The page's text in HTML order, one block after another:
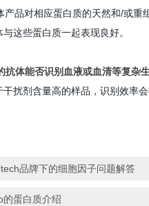
产品对相应蛋白质的天然和/或重
这些蛋白质一起表现良好。
体能否识别血液或血清等复杂
干扰剂含量高的样品，识别效率
品牌下的细胞因子问题解答
的蛋白质介绍